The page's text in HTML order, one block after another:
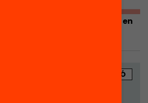
volen les famílies per incidir en
PUBLICACIÓ